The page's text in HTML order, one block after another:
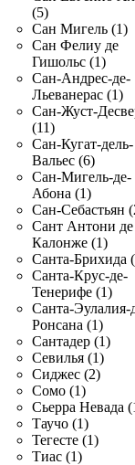
(5)
Сан Мигель (1)
Сан Фелиу де
Гишольс (1)
Сан-Андрес-де-
Льеванерас (1)
Сан-Жуст-
(11)
Сан-Кугат-дель-
Вальес (6)
Сан-Мигель-де-
Абона (1)
Сан-Себастьян
Сант Антони де
Калонже (1)
Санта-Брихида
Санта-Крус-де-
Тенерифе (1)
Санта-Эулалия-
Ронсана (1)
Сантадер (1)
Севилья (1)
Сиджес (2)
Сомо (1)
Сьерра Невада
Таучо (1)
Тегесте (1)
Тиас (1)